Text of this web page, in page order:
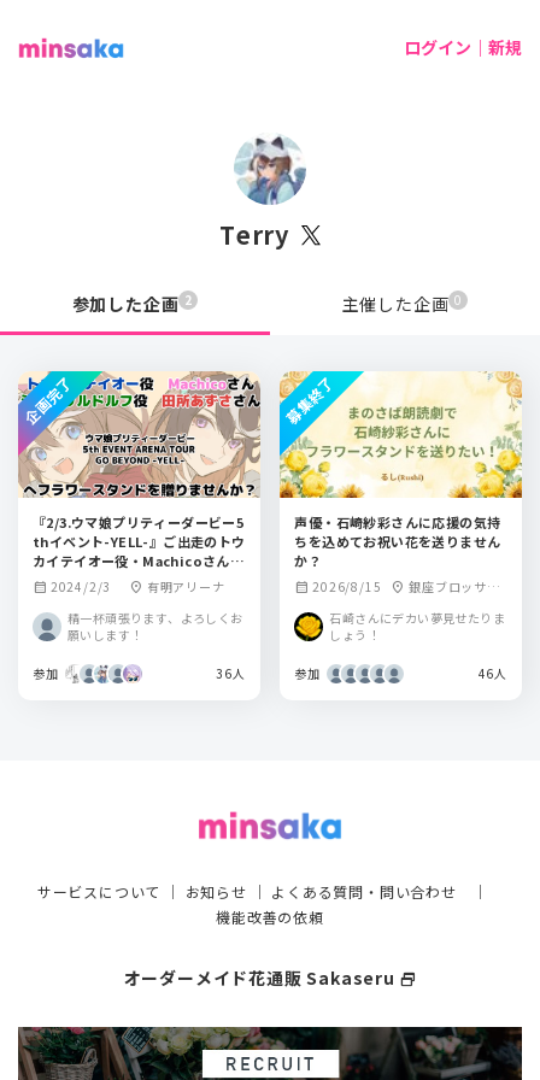
ログイン｜新規
Terry
参加した企画 2 主催した企画 0
『2/3.ウマ娘プリティーダービー5
thイベント-YELL-』ご出走のトウ
カイテイオー役・Machicoさん、
シンボリルドルフ役・田所あずさ
さんにお花を贈りませんか？
calendar_month 2024/2/3 location_on 有明アリーナ
精一杯頑張ります、よろしくお
願いします！
参加 36人
企画完了
声優・石崎紗彩さんに応援の気持
ちを込めてお祝い花を送りません
か？
calendar_month 2026/8/15 location_on 銀座ブロッサム
ホール中央会館ホ
ーム
石崎さんにデカい夢見せたりま
しょう！
参加 46人
募集終了
サービスについて ｜ お知らせ ｜ よくある質問・問い合わせ ｜
機能改善の依頼
オーダーメイド花通販 Sakaseru select_window